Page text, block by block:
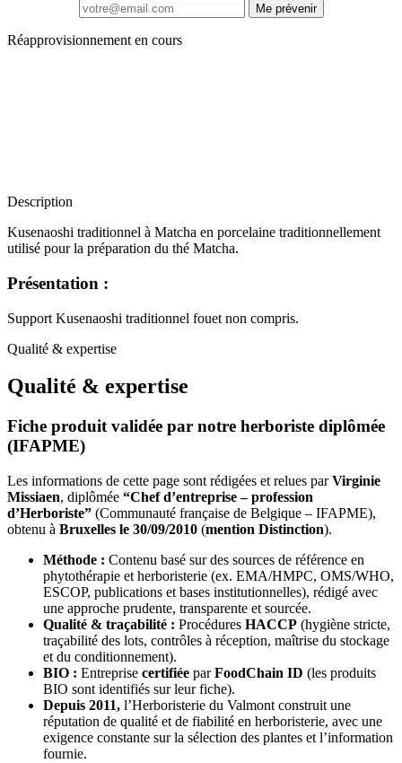
Me prévenir
Réapprovisionnement en cours
Description
Kusenaoshi traditionnel à Matcha en porcelaine traditionnellement
utilisé pour la préparation du thé Matcha.
Présentation :
Support Kusenaoshi traditionnel fouet non compris.
Qualité & expertise
Qualité & expertise
Fiche produit validée par notre herboriste diplômée
(IFAPME)
Les informations de cette page sont rédigées et relues parVirginie
Missiaen, diplômée “Chef d’entreprise – profession
d’Herboriste” (Communauté française de Belgique – IFAPME),
obtenu à Bruxelles le 30/09/2010 (mention Distinction).
Méthode : Contenu basé sur des sources de référence en
phytothérapie et herboristerie (ex. EMA/HMPC, OMS/WHO,
ESCOP, publications et bases institutionnelles), rédigé avec
une approche prudente, transparente et sourcée.
Qualité & traçabilité : Procédures HACCP (hygiène stricte,
traçabilité des lots, contrôles à réception, maîtrise du stockage
et du conditionnement).
BIO : Entreprise certifiée parFoodChain ID (les produits
BIO sont identifiés sur leur fiche).
Depuis 2011, l’Herboristerie du Valmont construit une
réputation de qualité et de fiabilité en herboristerie, avec une
exigence constante sur la sélection des plantes et l’information
fournie.